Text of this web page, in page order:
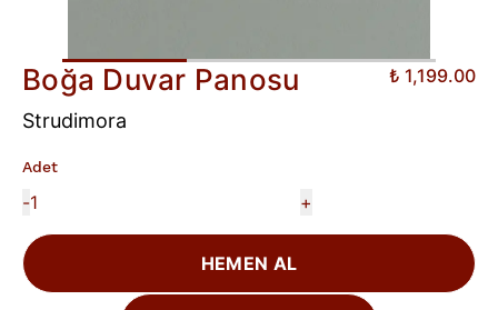
Boğa Duvar Panosu ₺ 1,199.00
Strudimora
Adet
- +
HEMEN AL